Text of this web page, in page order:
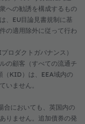
への勧誘を構成するもの
、EU目論見書規制に基
の適用除外に従って行わ
ロダクトガバナンス）
の顧客（すべての流通チ
（KID）は、EEA域内の
いません。
合においても、英国内の
りません。追加債券の発